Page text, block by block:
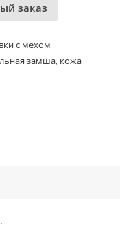
заказ
с мехом
замша, кожа